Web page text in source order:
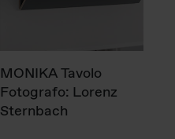
MONIKA Tavolo
Fotografo: Lorenz
Sternbach